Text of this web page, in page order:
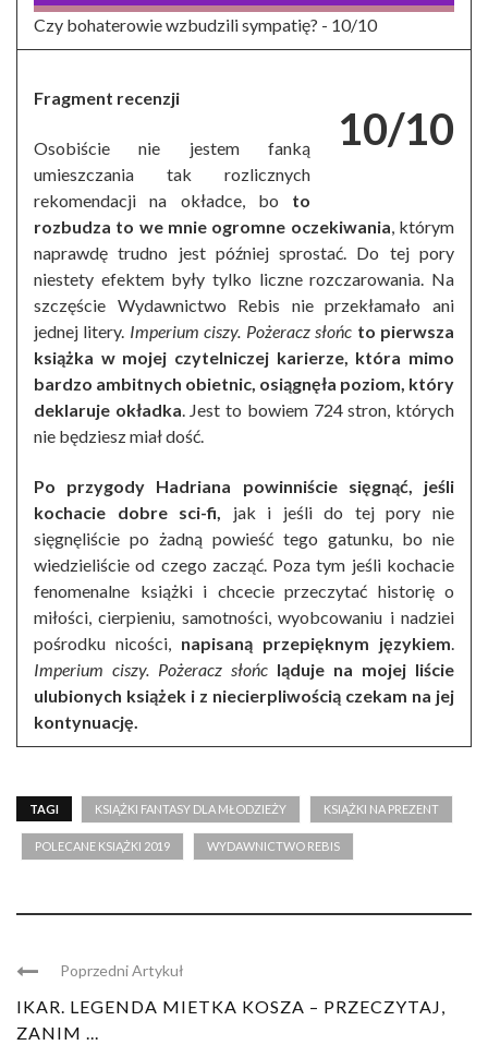
Czy bohaterowie wzbudzili sympatię? - 10/10
10/10
Fragment recenzji
Osobiście nie jestem fanką
umieszczania tak rozlicznych
rekomendacji na okładce, bo to
rozbudza to we mnie ogromne oczekiwania, którym
naprawdę trudno jest później sprostać. Do tej pory
niestety efektem były tylko liczne rozczarowania. Na
szczęście Wydawnictwo Rebis nie przekłamało ani
jednej litery. Imperium ciszy. Pożeracz słońc to pierwsza
książka w mojej czytelniczej karierze, która mimo
bardzo ambitnych obietnic, osiągnęła poziom, który
deklaruje okładka. Jest to bowiem 724 stron, których
nie będziesz miał dość.
Po przygody Hadriana powinniście sięgnąć, jeśli
kochacie dobre sci-fi, jak i jeśli do tej pory nie
sięgnęliście po żadną powieść tego gatunku, bo nie
wiedzieliście od czego zacząć. Poza tym jeśli kochacie
fenomenalne książki i chcecie przeczytać historię o
miłości, cierpieniu, samotności, wyobcowaniu i nadziei
pośrodku nicości, napisaną przepięknym językiem.
Imperium ciszy. Pożeracz słońc ląduje na mojej liście
ulubionych książek i z niecierpliwością czekam na jej
kontynuację.
TAGI KSIĄŻKI FANTASY DLA MŁODZIEŻY KSIĄŻKI NA PREZENT
POLECANE KSIĄŻKI 2019 WYDAWNICTWO REBIS
Poprzedni Artykuł
IKAR. LEGENDA MIETKA KOSZA – PRZECZYTAJ,
ZANIM ...